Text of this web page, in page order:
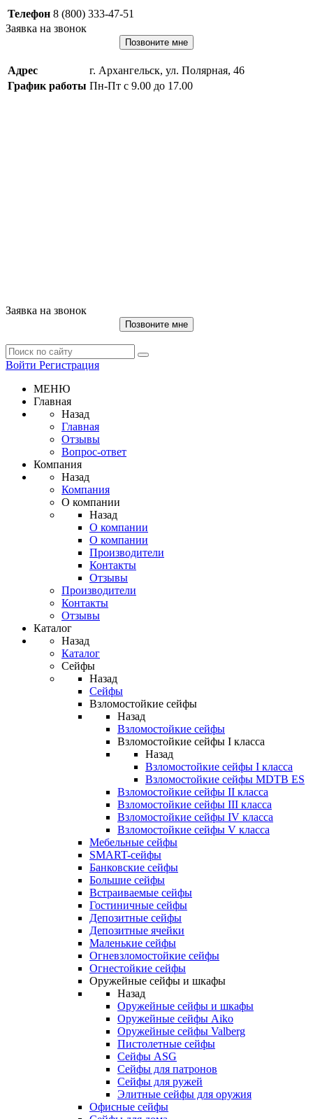
Телефон 8 (800) 333-47-51
Заявка на звонок
Позвоните мне
Адрес
г. Архангельск, ул. Полярная, 46
График работы Пн-Пт с 9.00 до 17.00
Заявка на звонок
Позвоните мне
Войти Регистрация
МЕНЮ
Главная
Назад
Главная
Отзывы
Вопрос-ответ
Компания
Назад
Компания
О компании
Назад
О компании
О компании
Производители
Контакты
Отзывы
Производители
Контакты
Отзывы
Каталог
Назад
Каталог
Сейфы
Назад
Сейфы
Взломостойкие сейфы
Назад
Взломостойкие сейфы
Взломостойкие сейфы I класса
Назад
Взломостойкие сейфы I класса
Взломостойкие сейфы MDTB ES
Взломостойкие сейфы II класса
Взломостойкие сейфы III класса
Взломостойкие сейфы IV класса
Взломостойкие сейфы V класса
Мебельные сейфы
SMART-сейфы
Банковские сейфы
Большие сейфы
Встраиваемые сейфы
Гостиничные сейфы
Депозитные сейфы
Депозитные ячейки
Маленькие сейфы
Огневзломостойкие сейфы
Огнестойкие сейфы
Оружейные сейфы и шкафы
Назад
Оружейные сейфы и шкафы
Оружейные сейфы Aiko
Оружейные сейфы Valberg
Пистолетные сейфы
Сейфы ASG
Сейфы для патронов
Сейфы для ружей
Элитные сейфы для оружия
Офисные сейфы